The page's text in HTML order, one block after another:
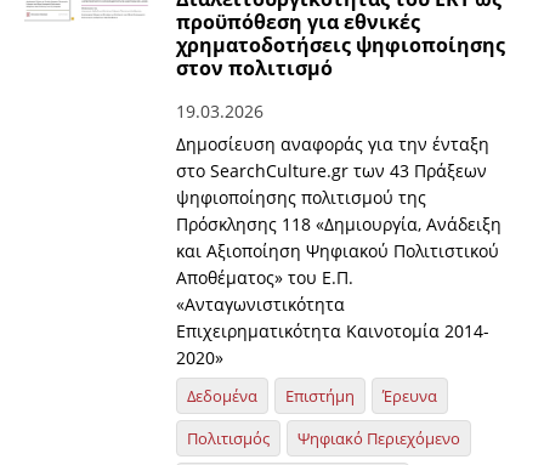
προϋπόθεση για εθνικές
χρηματοδοτήσεις ψηφιοποίησης
στον πολιτισμό
19.03.2026
Δημοσίευση αναφοράς για την ένταξη
στο SearchCulture.gr των 43 Πράξεων
ψηφιοποίησης πολιτισμού της
Πρόσκλησης 118 «Δημιουργία, Aνάδειξη
και Aξιοποίηση Ψηφιακού Πολιτιστικού
Αποθέματος» του Ε.Π.
«Ανταγωνιστικότητα
Επιχειρηματικότητα Καινοτομία 2014-
2020»
Δεδομένα Επιστήμη
Έρευνα
Πολιτισμός
Ψηφιακό Περιεχόμενο